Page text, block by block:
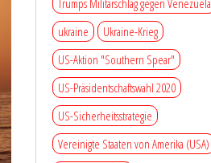
Trumps Militärschlag gegen Venezuela
ukraine
Ukraine-Krieg
US-Aktion "Southern Spear"
US-Präsidentschaftswahl 2020
US-Sicherheitsstrategie
Vereinigte Staaten von Amerika (USA)